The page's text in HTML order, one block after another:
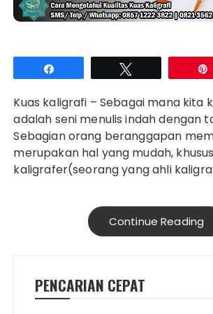
Kuas kaligrafi – Sebagai mana kita
adalah seni menulis indah dengan
Sebagian orang beranggapan
merupakan hal yang mudah,
kaligrafer(seorang yang ahli
Continue Reading
PENCARIAN CEPAT